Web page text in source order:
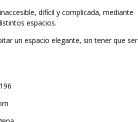
difícil y complicada, mediante
espacios.
un espacio elegante, sin tener que ser